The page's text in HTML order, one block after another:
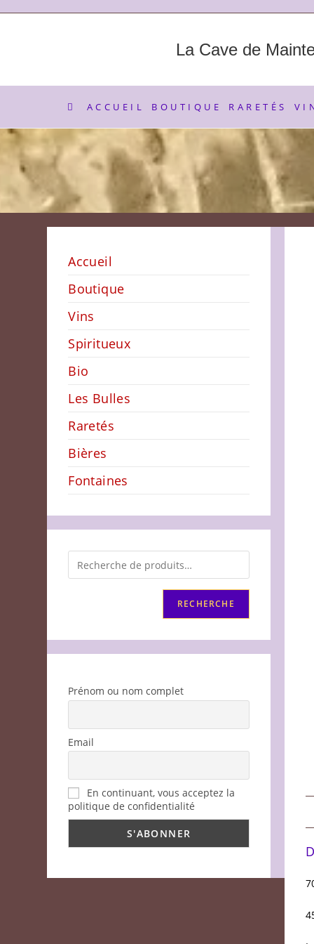
La Cave de
ACCUEIL BOUTIQUE RARETÉS
Accueil
Boutique
Vins
Spiritueux
Bio
Les Bulles
Raretés
Bières
Fontaines
RECHERCHE
Prénom ou nom complet
Email
En continuant, vous acceptez la
politique de confidentialité